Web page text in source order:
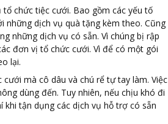
chức tiệc cưới. Bao gồm các yếu tố
những dịch vụ quà tặng kèm theo. Cũng
những dịch vụ có sẵn. Vì chúng bị rập
đơn vị tổ chức cưới. Vì để có một gói
lại.
mà cô dâu và chú rể tự tay làm. Việc
dùng đến. Tuy nhiên, nếu chịu khó đi
tận dụng các dịch vụ hỗ trợ có sẵn